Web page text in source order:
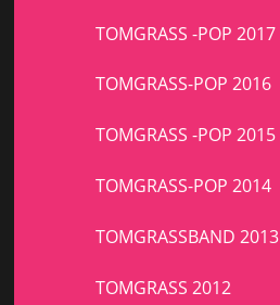
TOMGRASS -POP 2017
TOMGRASS-POP 2016
TOMGRASS -POP 2015
TOMGRASS-POP 2014
TOMGRASSBAND 2013
TOMGRASS 2012